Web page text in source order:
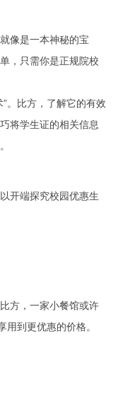
像是一本神秘的宝
，只需你是正规院校
。比方，了解它的有效
将学生证的相关信息
开端探究校园优惠生
方，一家小餐馆或许
用到更优惠的价格。